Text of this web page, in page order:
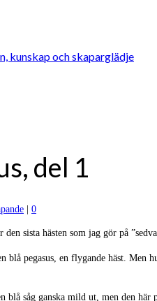
kunskap och skaparglädje
del 1
0
den sista hästen som jag gör på
blå pegasus, en flygande häst.
blå såg ganska mild ut, men den